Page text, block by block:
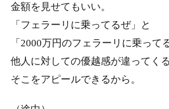
金額を見せてもいい。
「フェラーリに乗ってるぜ」と
「2000万円のフェラーリに乗って
他人に対しての優越感が違ってくる
そこをアピールできるから。